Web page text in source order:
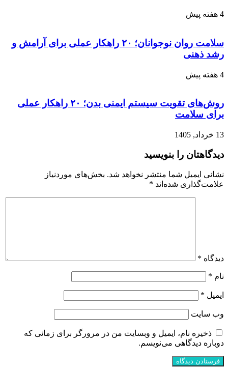
4 هفته پیش
سلامت روان نوجوانان؛ ۲۰ راهکار عملی برای آرامش و
رشد ذهنی
4 هفته پیش
روش‌های تقویت سیستم ایمنی بدن؛ ۲۰ راهکار عملی
برای سلامت
13 خرداد, 1405
دیدگاهتان را بنویسید
نشانی ایمیل شما منتشر نخواهد شد. بخش‌های موردنیاز
علامت‌گذاری شده‌اند *
دیدگاه *
نام *
ایمیل *
وب‌ سایت
ذخیره نام، ایمیل و وبسایت من در مرورگر برای زمانی که
دوباره دیدگاهی می‌نویسم.